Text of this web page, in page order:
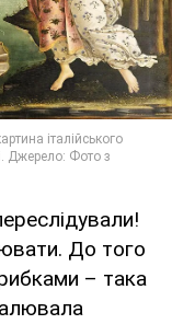
До того
– така